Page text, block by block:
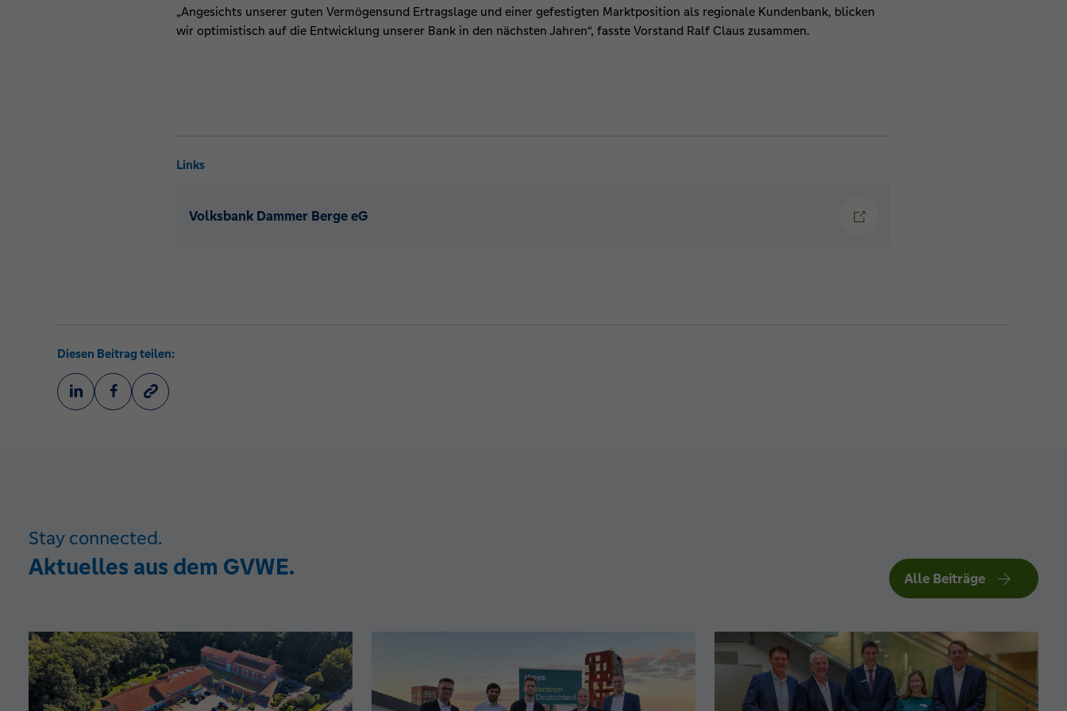
„Angesichts unserer guten Vermögensund Ertragslage und einer gefestigten Marktposition als regionale Kundenbank, blicken
wir optimistisch auf die Entwicklung unserer Bank in den nächsten Jahren“, fasste Vorstand Ralf Claus zusammen.
Links
Volksbank Dammer Berge eG
Diesen Beitrag teilen:
Stay connected.
Aktuelles aus dem GVWE. Alle Beiträge